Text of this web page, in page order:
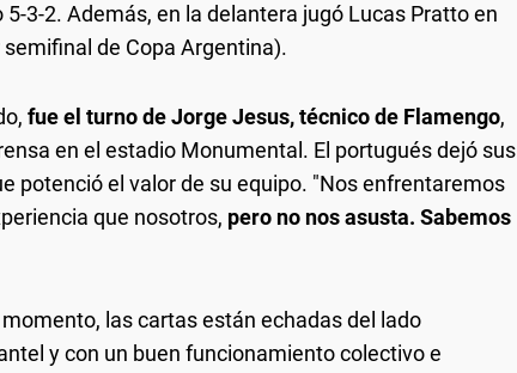
5-3-2. Además, en la delantera jugó Lucas Pratto en
de Copa Argentina).
fue el turno de Jorge Jesus, técnico de Flamengo,
en el estadio Monumental. El portugués dejó sus
potenció el valor de su equipo. "Nos enfrentaremos
que nosotros, pero no nos asusta. Sabemos
las cartas están echadas del lado
y con un buen funcionamiento colectivo e